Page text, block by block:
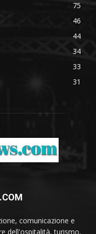
75
46
44
34
33
31
comunicazione e
dell'ospitalità, turismo,